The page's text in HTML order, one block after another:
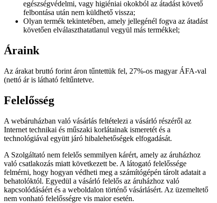
egészségvédelmi, vagy higiéniai okokból az átadást követő
felbontása után nem küldhető vissza;
Olyan termék tekintetében, amely jellegénél fogva az átadást
követően elválaszthatatlanul vegyül más termékkel;
Áraink
Az árakat bruttó forint áron tűntettük fel, 27%-os magyar ÁFA-val
(nettó ár is látható feltűntetve.
Felelősség
A webáruházban való vásárlás feltételezi a vásárló részéről az
Internet technikai és műszaki korlátainak ismeretét és a
technológiával együtt járó hibalehetőségek elfogadását.
A Szolgáltató nem felelős semmilyen kárért, amely az áruházhoz
való csatlakozás miatt következett be. A látogató felelőssége
felmérni, hogy hogyan védheti meg a számítógépén tárolt adatait a
behatolóktól. Egyedül a vásárló felelős az áruházhoz való
kapcsolódásáért és a weboldalon történő vásárlásért. Az üzemeltető
nem vonható felelősségre vis maior esetén.